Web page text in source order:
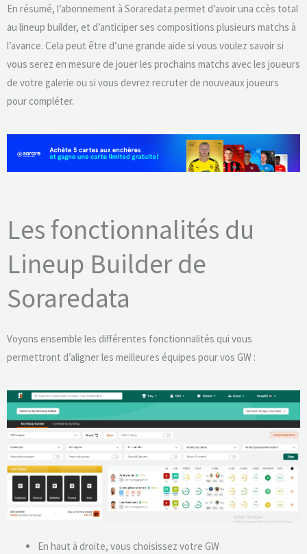
En résumé, l’abonnement à Soraredata permet d’avoir una ccès total
au lineup builder, et d’anticiper ses compositions plusieurs matchs à
l’avance. Cela peut être d’une grande aide si vous voulez savoir si
vous serez en mesure de jouer les prochains matchs avec les joueurs
de votre galerie ou si vous devrez recruter de nouveaux joueurs
pour compléter.
Les fonctionnalités du
Lineup Builder de
Soraredata
Voyons ensemble les différentes fonctionnalités qui vous
permettront d’aligner les meilleures équipes pour vos GW :
En haut à droite, vous choisissez votre GW